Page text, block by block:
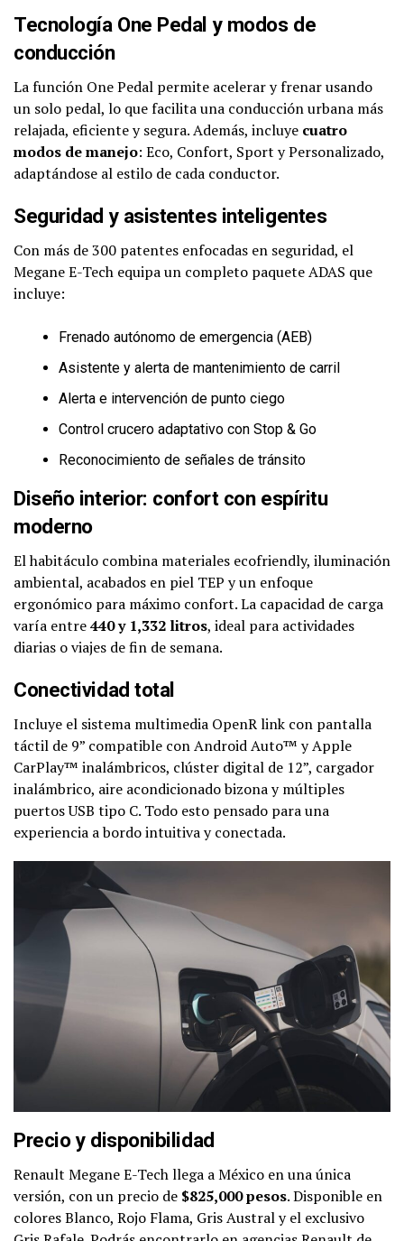
Tecnología One Pedal y modos de
conducción
La función One Pedal permite acelerar y frenar usando
un solo pedal, lo que facilita una conducción urbana más
relajada, eficiente y segura. Además, incluye cuatro
modos de manejo: Eco, Confort, Sport y Personalizado,
adaptándose al estilo de cada conductor.
Seguridad y asistentes inteligentes
Con más de 300 patentes enfocadas en seguridad, el
Megane E-Tech equipa un completo paquete ADAS que
incluye:
Frenado autónomo de emergencia (AEB)
Asistente y alerta de mantenimiento de carril
Alerta e intervención de punto ciego
Control crucero adaptativo con Stop & Go
Reconocimiento de señales de tránsito
Diseño interior: confort con espíritu
moderno
El habitáculo combina materiales ecofriendly, iluminación
ambiental, acabados en piel TEP y un enfoque
ergonómico para máximo confort. La capacidad de carga
varía entre440 y 1,332 litros, ideal para actividades
diarias o viajes de fin de semana.
Conectividad total
Incluye el sistema multimedia OpenR link con pantalla
táctil de 9” compatible con Android Auto™ y Apple
CarPlay™ inalámbricos, clúster digital de 12”, cargador
inalámbrico, aire acondicionado bizona y múltiples
puertos USB tipo C. Todo esto pensado para una
experiencia a bordo intuitiva y conectada.
Precio y disponibilidad
Renault Megane E-Tech llega a México en una única
versión, con un precio de $825,000 pesos. Disponible en
colores Blanco, Rojo Flama, Gris Austral y el exclusivo